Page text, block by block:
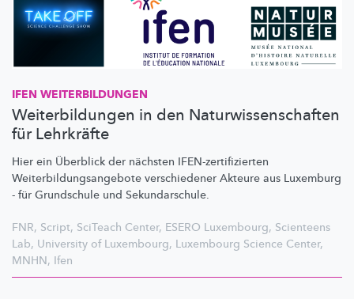
IFEN WEITERBILDUNGEN
Weiterbildungen in den Naturwissenschaften
für Lehrkräfte
Hier ein Überblick der nächsten IFEN-zertifizierten
Weiterbildungsangebote verschiedener Akteure aus Luxemburg
- für Grundschule und Sekundarschule.
FNR, Script, SciTeach Center, ESERO Luxembourg, Scienteens
Lab, University of Luxembourg, Luxembourg Science Center,
MNHN, Ifen